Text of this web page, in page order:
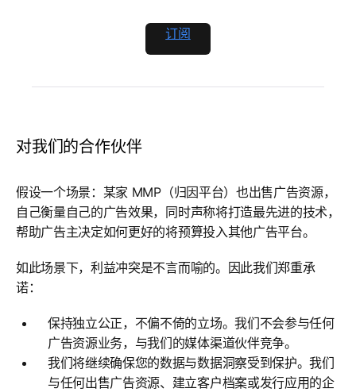
订阅
对我们的合作伙伴
假设一个场景：某家 MMP（归因平台）也出售广告资源，
自己衡量自己的广告效果，同时声称将打造最先进的技术，
帮助广告主决定如何更好的将预算投入其他广告平台。
如此场景下，利益冲突是不言而喻的。因此我们郑重承
诺：
保持独立公正，不偏不倚的立场。我们不会参与任何
广告资源业务，与我们的媒体渠道伙伴竞争。
我们将继续确保您的数据与数据洞察受到保护。我们
与任何出售广告资源、建立客户档案或发行应用的企